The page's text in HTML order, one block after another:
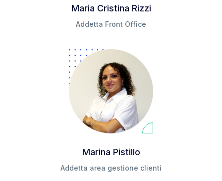
Maria Cristina Rizzi
Addetta Front Office
Marina Pistillo
Addetta area gestione clienti